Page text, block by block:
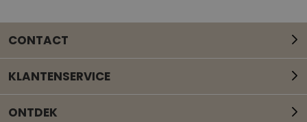
CONTACT
KLANTENSERVICE
ONTDEK